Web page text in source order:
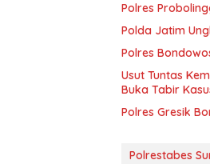
Polres
Polda Jatim
Polres
Usut Tuntas
Buka Tabir
Polres Gresik
Polrestabes